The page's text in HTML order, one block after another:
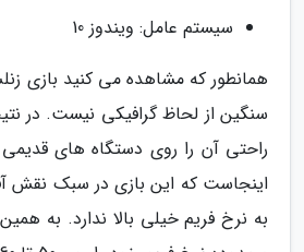
سیستم عامل: ویندوز 10
همانطور که مشاهده می کنید بازی
سنگین از لحاظ گرافیکی نیست. در
راحتی آن را روی دستگاه های قدیمی
اینجاست که این بازی در سبک نقش
به نرخ فریم خیلی بالا ندارد. به